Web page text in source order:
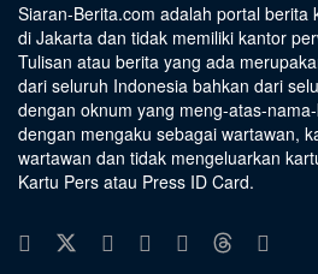
Siaran-Berita.com adalah portal berita
di Jakarta dan tidak memiliki kantor
Tulisan atau berita yang ada
dari seluruh Indonesia bahkan dari
dengan oknum yang meng-atas-
dengan mengaku sebagai wartawan,
wartawan dan tidak mengeluarkan
Kartu Pers atau Press ID Card.